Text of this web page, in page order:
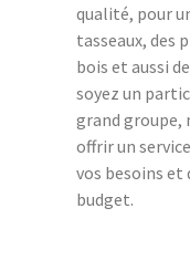
qualité, pour
tasseaux, des
bois et aussi
soyez un
grand groupe,
offrir un
vos besoins et
budget.